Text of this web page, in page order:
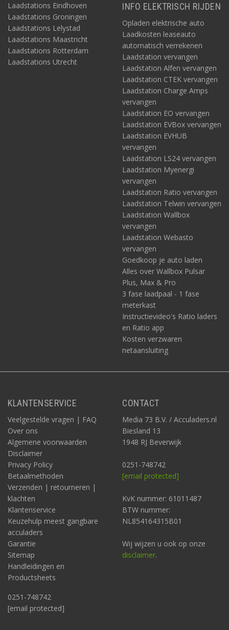
Laadstations Eindhoven
Laadstations Groningen
Laadstations Lelystad
Laadstations Maastricht
Laadstations Rotterdam
Laadstations Utrecht
INFO ELEKTRISCH RIJDEN
Opladen elektrische auto
Laadkosten leaseauto
automatisch verrekenen
Laadstation vervangen
Laadstation Alfen vervangen
Laadstation CTEK vervangen
Laadstation Charge Amps
vervangen
Laadstation EO vervangen
Laadstation EVBox vervangen
Laadstation EVHUB
vervangen
Laadstation LS24 vervangen
Laadstation Myenergi
vervangen
Laadstation Ratio vervangen
Laadstation Telwin vervangen
Laadstation Wallbox
vervangen
Laadstation Webasto
vervangen
Goedkoop je auto laden
Alles over Wallbox Pulsar
Plus, Max & Pro
3 fase laadpaal - 1 fase
meterkast
Instructievideo's Ratio laders
en Ratio app
Kosten verzwaren
netaansluiting
KLANTENSERVICE
Veelgestelde vragen | FAQ
Over ons
Algemene voorwaarden
Disclaimer
Privacy Policy
Betaalmethoden
Verzenden | retourneren |
klachten
Klantenservice
Keuzehulp meest gangbare
acculaders
Garantie
Sitemap
Handleidingen en
Productsheets
0251-748742
[email protected]
CONTACT
Media 73 B.V. / Acculaders.nl
Biesland 13
1948 RJ Beverwijk
0251-748742
[email protected]
KvK nummer: 61011487
BTW nummer:
NL854164315B01
Wij wijzen u ook op onze
disclaimer.